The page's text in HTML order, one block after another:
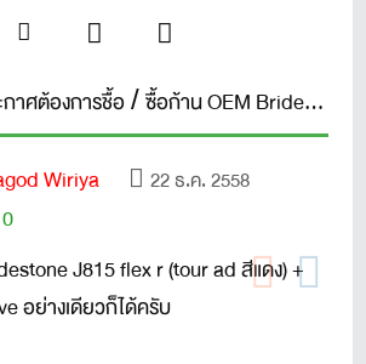
กาศต้องการชื้อ ซื้อก้าน OEM Bridestone J815 flex r (tour ad สีแดง) + sleeve
Wiriya
22 ธ.ค. 2558
0
J815 flex r (tour ad สีแดง) +
อย่างเดียวก็ได้ครับ